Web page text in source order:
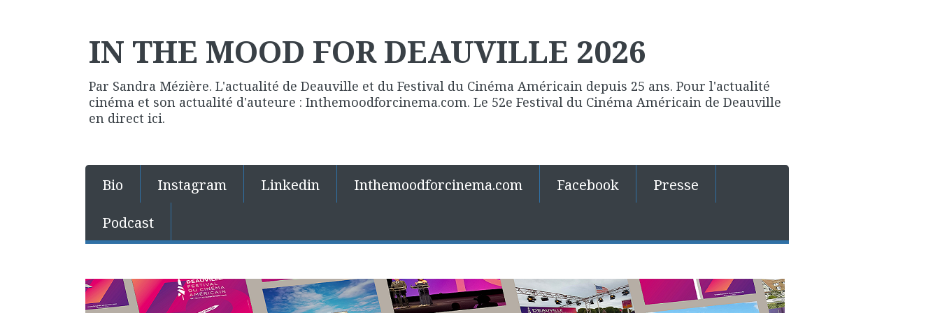
IN THE MOOD FOR DEAUVILLE 2026
Par Sandra Mézière. L'actualité de Deauville et du Festival du Cinéma Américain depuis 25 ans. Pour l'actualité
cinéma et son actualité d'auteure : Inthemoodforcinema.com. Le 52e Festival du Cinéma Américain de Deauville
en direct ici.
Bio Instagram Linkedin Inthemoodforcinema.com Facebook
Presse
Podcast